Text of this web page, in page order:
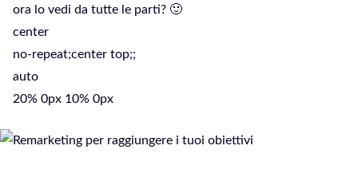
ora lo vedi da tutte le parti? 🙂
center
no-repeat;center top;;
auto
20% 0px 10% 0px